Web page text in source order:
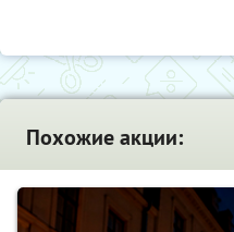
Похожие акции: